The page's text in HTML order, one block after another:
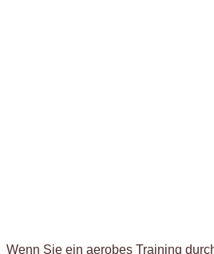
Wenn Sie ein aerobes Training